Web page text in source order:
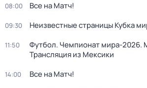
08:00 Все на Матч!
09:30 Неизвестные страницы Кубка
11:50
Футбол. Чемпионат мира-2026.
Трансляция из Мексики
14:00 Все на Матч!